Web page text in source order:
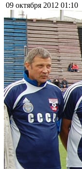
09 октября 2012 01:10